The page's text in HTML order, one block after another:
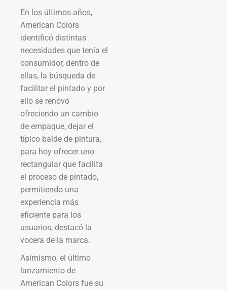
En los últimos años,
American Colors
identificó distintas
necesidades que tenía el
consumidor, dentro de
ellas, la búsqueda de
facilitar el pintado y por
ello se renovó
ofreciendo un cambio
de empaque, dejar el
típico balde de pintura,
para hoy ofrecer uno
rectangular que facilita
el proceso de pintado,
permitiendo una
experiencia más
eficiente para los
usuarios, destacó la
vocera de la marca.
Asimismo, el último
lanzamiento de
American Colors fue su